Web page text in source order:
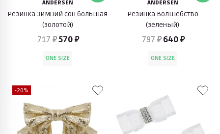
ANDERSEN
Резинка Зимний сон большая
(золотой)
717 ₽570 ₽
ONE SIZE
ANDERSEN
Резинка Волшебство
(зеленый)
797 ₽ 640 ₽
ONE SIZE
-20%